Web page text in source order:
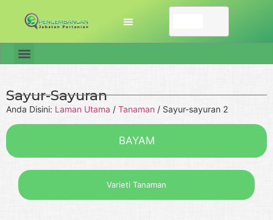
Sayur-Sayuran
Anda Disini: Laman Utama / Tanaman / Sayur-sayuran 2
BAYAM
Varieti Tanaman